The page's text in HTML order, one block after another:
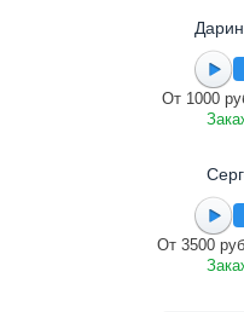
От 1000
От 3500